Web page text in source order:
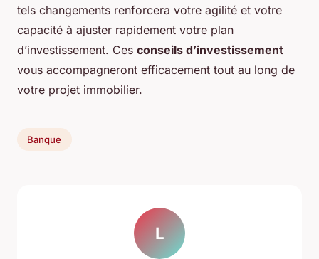
tels changements renforcera votre agilité et votre
capacité à ajuster rapidement votre plan
d’investissement. Ces conseils d’investissement
vous accompagneront efficacement tout au long de
votre projet immobilier.
Banque
L